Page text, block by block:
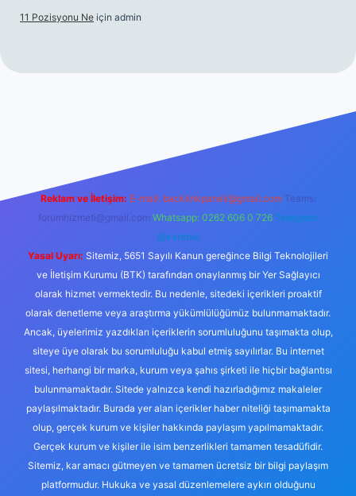
11 Pozisyonu Ne için admin
Reklam ve İletişim: E-mail: backlinkpaneli@gmail.com Teams:
forumhizmeti@gmail.com Whatsapp: 0262 606 0 726 Telegram:
@karabul
Yasal Uyarı: Sitemiz, 5651 Sayılı Kanun gereğince Bilgi Teknolojileri
ve İletişim Kurumu (BTK) tarafından onaylanmış bir Yer Sağlayıcı
olarak hizmet vermektedir. Bu nedenle, sitedeki içerikleri proaktif
olarak denetleme veya araştırma yükümlülüğümüz bulunmamaktadır.
Ancak, üyelerimiz yazdıkları içeriklerin sorumluluğunu taşımakta olup,
siteye üye olarak bu sorumluluğu kabul etmiş sayılırlar. Bu internet
sitesi, herhangi bir marka, kurum veya şahıs şirketi ile hiçbir bağlantısı
bulunmamaktadır. Sitede yalnızca kendi hazırladığımız makaleler
paylaşılmaktadır. Burada yer alan içerikler haber niteliği taşımamakta
olup, gerçek kurum ve kişiler hakkında paylaşım yapılmamaktadır.
Gerçek kurum ve kişiler ile isim benzerlikleri tamamen tesadüfidir.
Sitemiz, kar amacı gütmeyen ve tamamen ücretsiz bir bilgi paylaşım
platformudur. Hukuka ve yasal düzenlemelere aykırı olduğunu